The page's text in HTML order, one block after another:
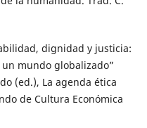
dignidad y justicia:
mundo globalizado”
(ed.), La agenda ética
de Cultura Económica